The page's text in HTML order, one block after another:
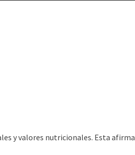
y valores nutricionales. Esta